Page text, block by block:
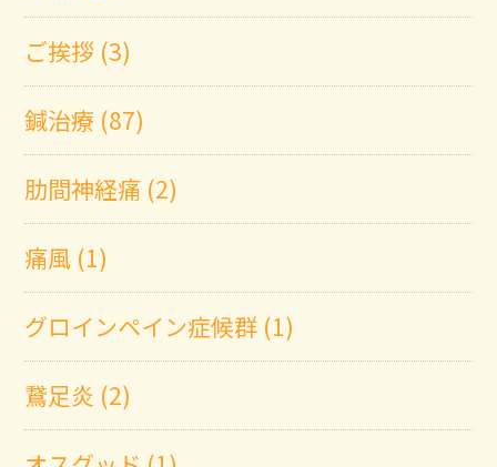
ご挨拶 (3)
鍼治療 (87)
肋間神経痛 (2)
痛風 (1)
グロインペイン症候群 (1)
鵞足炎 (2)